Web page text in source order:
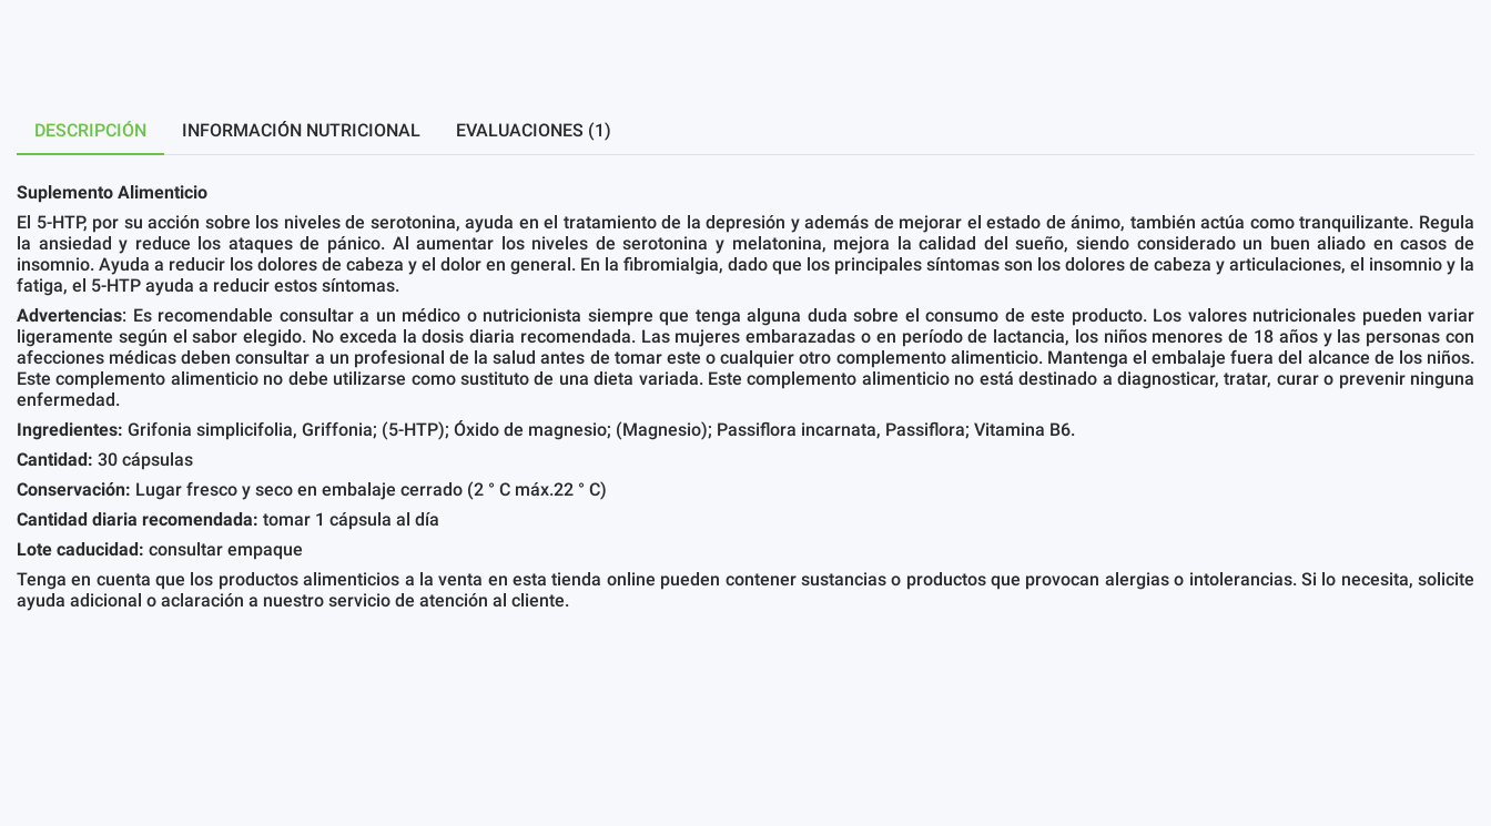
DESCRIPCIÓN INFORMACIÓN NUTRICIONAL EVALUACIONES (1)
Suplemento Alimenticio
El 5-HTP, por su acción sobre los niveles de serotonina, ayuda en el tratamiento de la depresión y además de mejorar el estado de ánimo, también actúa como tranquilizante. Regula
la ansiedad y reduce los ataques de pánico. Al aumentar los niveles de serotonina y melatonina, mejora la calidad del sueño, siendo considerado un buen aliado en casos de
insomnio. Ayuda a reducir los dolores de cabeza y el dolor en general. En la fibromialgia, dado que los principales síntomas son los dolores de cabeza y articulaciones, el insomnio y la
fatiga, el 5-HTP ayuda a reducir estos síntomas.
Advertencias: Es recomendable consultar a un médico o nutricionista siempre que tenga alguna duda sobre el consumo de este producto. Los valores nutricionales pueden variar
ligeramente según el sabor elegido. No exceda la dosis diaria recomendada. Las mujeres embarazadas o en período de lactancia, los niños menores de 18 años y las personas con
afecciones médicas deben consultar a un profesional de la salud antes de tomar este o cualquier otro complemento alimenticio. Mantenga el embalaje fuera del alcance de los niños.
Este complemento alimenticio no debe utilizarse como sustituto de una dieta variada. Este complemento alimenticio no está destinado a diagnosticar, tratar, curar o prevenir ninguna
enfermedad.
Ingredientes: Grifonia simplicifolia, Griffonia; (5-HTP); Óxido de magnesio; (Magnesio); Passiflora incarnata, Passiflora; Vitamina B6.
Cantidad: 30 cápsulas
Conservación: Lugar fresco y seco en embalaje cerrado (2 ° C máx.22 ° C)
Cantidad diaria recomendada: tomar 1 cápsula al día
Lote caducidad: consultar empaque
Tenga en cuenta que los productos alimenticios a la venta en esta tienda online pueden contener sustancias o productos que provocan alergias o intolerancias. Si lo necesita, solicite
ayuda adicional o aclaración a nuestro servicio de atención al cliente.